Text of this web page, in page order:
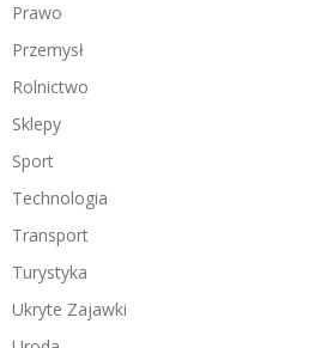
Prawo
Przemysł
Rolnictwo
Sklepy
Sport
Technologia
Transport
Turystyka
Ukryte Zajawki